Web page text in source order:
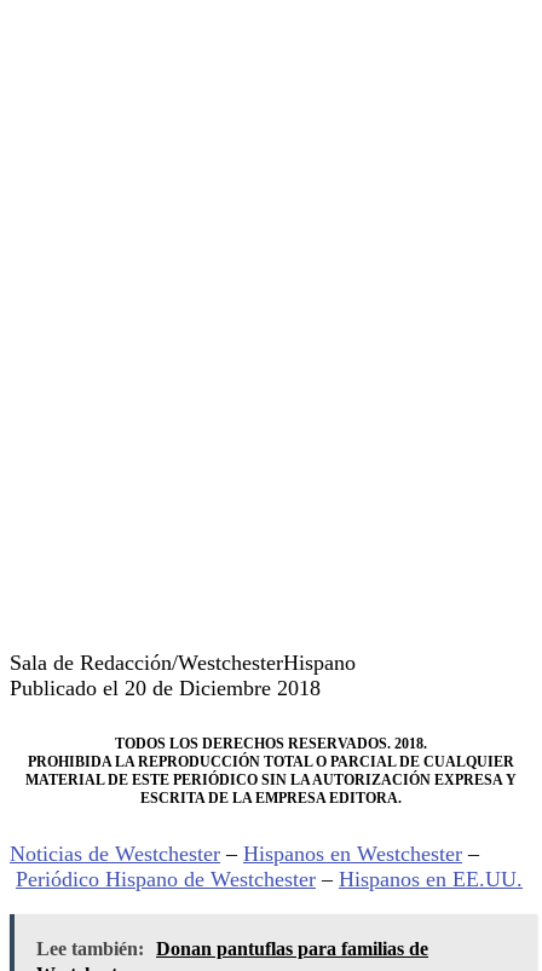
Sala de Redacción/WestchesterHispano
Publicado el 20 de Diciembre 2018
TODOS LOS DERECHOS RESERVADOS. 2018.
PROHIBIDA LA REPRODUCCIÓN TOTAL O PARCIAL DE CUALQUIER
MATERIAL DE ESTE PERIÓDICO SIN LA AUTORIZACIÓN EXPRESA Y
ESCRITA DE LA EMPRESA EDITORA.
Noticias de Westchester – Hispanos en Westchester –
Periódico Hispano de Westchester – Hispanos en EE.UU.
Lee también:
Donan pantuflas para familias de